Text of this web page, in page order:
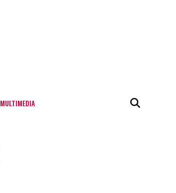
MULTIMEDIA